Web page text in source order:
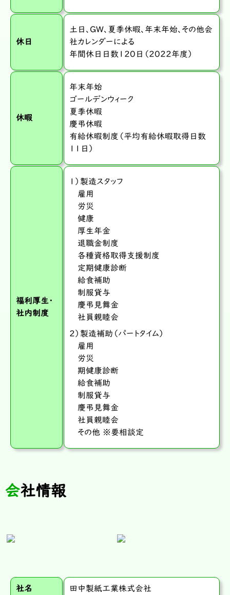
休日
土日、GW、夏季休暇、年末年始、その他会
社カレンダーによる
年間休日日数120日（2022年度）
休暇
年末年始
ゴールデンウィーク
夏季休暇
慶弔休暇
有給休暇制度（平均有給休暇取得日数
11日）
福利厚生・
社内制度
１）製造スタッフ
雇用
労災
健康
厚生年金
退職金制度
各種資格取得支援制度
定期健康診断
給食補助
制服貸与
慶弔見舞金
社員親睦会
２）製造補助（パートタイム）
雇用
労災
期健康診断
給食補助
制服貸与
慶弔見舞金
社員親睦会
その他 ※要相談定
会社情報
社名 田中製紙工業株式会社